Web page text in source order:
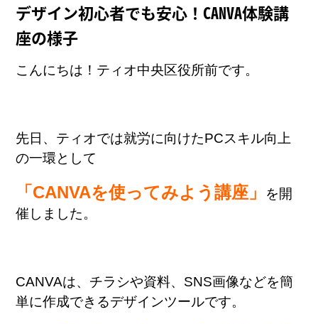
デザイン初心者でも安心！CANVA体験講
座の様子
こんにちは！ティオ中央区役所前です。
先日、ティオでは就労に向けたPCスキル向上
の一環として
「CANVAを使ってみよう講座」
を開
催しました。
CANVAは、チラシや資料、SNS画像などを簡
単に作成できるデザインツールです。